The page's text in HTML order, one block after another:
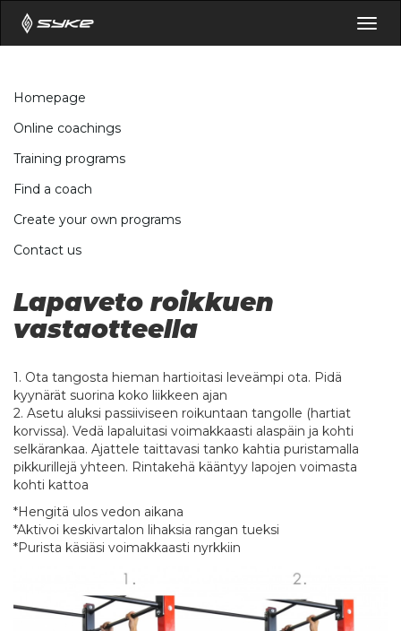
Homepage
Online coachings
Training programs
Find a coach
Create your own programs
Contact us
Lapaveto roikkuen
vastaotteella
1. Ota tangosta hieman hartioitasi leveämpi ota. Pidä
kyynärät suorina koko liikkeen ajan
2. Asetu aluksi passiiviseen roikuntaan tangolle (hartiat
korvissa). Vedä lapaluitasi voimakkaasti alaspäin ja kohti
selkärankaa. Ajattele taittavasi tanko kahtia puristamalla
pikkurillejä yhteen. Rintakehä kääntyy lapojen voimasta
kohti kattoa
*Hengitä ulos vedon aikana
*Aktivoi keskivartalon lihaksia rangan tueksi
*Purista käsiäsi voimakkaasti nyrkkiin